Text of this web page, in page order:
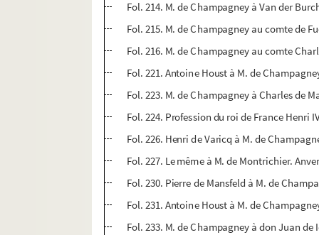
Fol. 214. M. de Champagney à Van der
Fol. 215. M. de Champagney au comte de
Fol. 216. M. de Champagney au comte
Fol. 221. Antoine Houst à M. de
Fol. 223. M. de Champagney à Charles de
Fol. 224. Profession du roi de France Henri
Fol. 226. Henri de Varicq à M. de
Fol. 227. Le même à M. de Montrichier.
Fol. 230. Pierre de Mansfeld à M. de
Fol. 231. Antoine Houst à M. de
Fol. 233. M. de Champagney à don Juan de